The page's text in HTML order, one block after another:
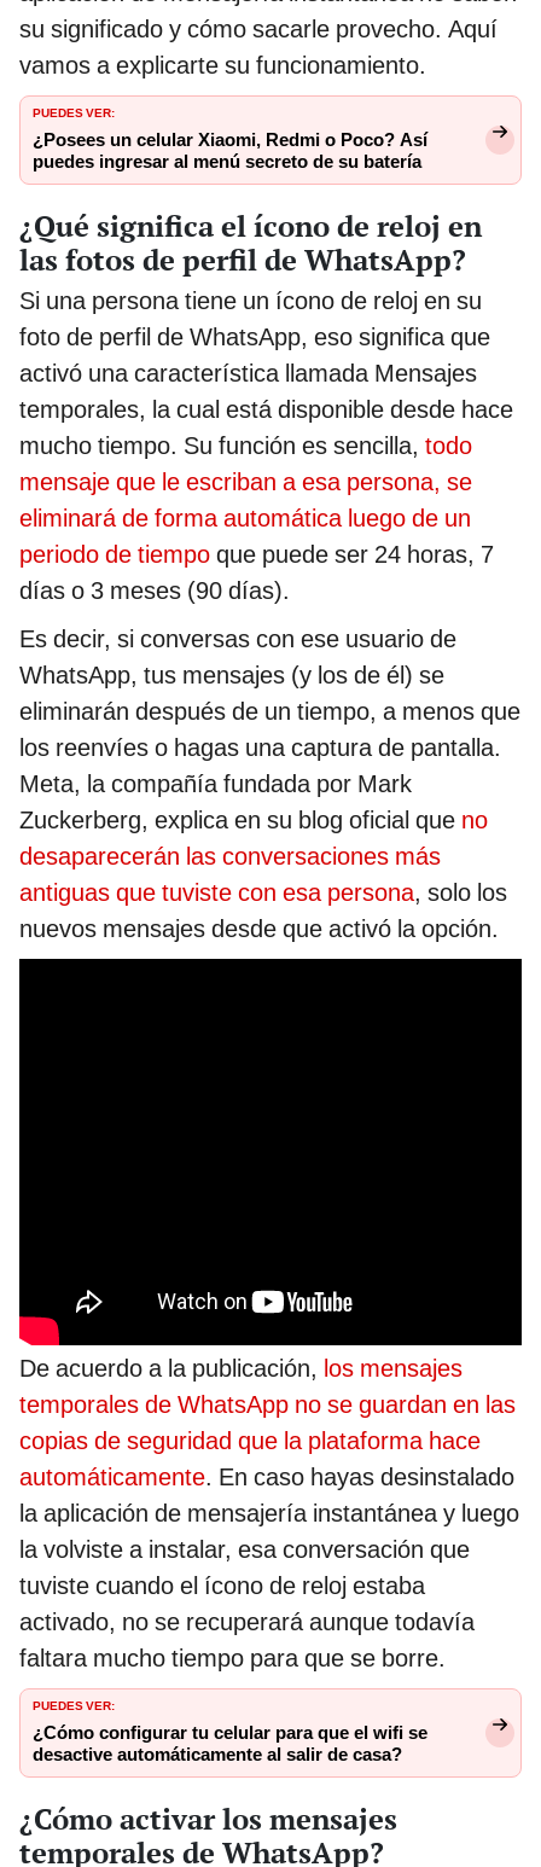
su significado y cómo sacarle provecho. Aquí
vamos a explicarte su funcionamiento.
PUEDES VER:
¿Posees un celular Xiaomi, Redmi o Poco? Así
puedes ingresar al menú secreto de su batería
¿Qué significa el ícono de reloj en
las fotos de perfil de WhatsApp?
Si una persona tiene un ícono de reloj en su
foto de perfil de WhatsApp, eso significa que
activó una característica llamada Mensajes
temporales, la cual está disponible desde hace
mucho tiempo. Su función es sencilla, todo
mensaje que le escriban a esa persona, se
eliminará de forma automática luego de un
periodo de tiempo que puede ser 24 horas, 7
días o 3 meses (90 días).
Es decir, si conversas con ese usuario de
WhatsApp, tus mensajes (y los de él) se
eliminarán después de un tiempo, a menos que
los reenvíes o hagas una captura de pantalla.
Meta, la compañía fundada por Mark
Zuckerberg, explica en su blog oficial que no
desaparecerán las conversaciones más
antiguas que tuviste con esa persona, solo los
nuevos mensajes desde que activó la opción.
De acuerdo a la publicación, los mensajes
temporales de WhatsApp no se guardan en las
copias de seguridad que la plataforma hace
automáticamente. En caso hayas desinstalado
la aplicación de mensajería instantánea y luego
la volviste a instalar, esa conversación que
tuviste cuando el ícono de reloj estaba
activado, no se recuperará aunque todavía
faltara mucho tiempo para que se borre.
PUEDES VER:
¿Cómo configurar tu celular para que el wifi se
desactive automáticamente al salir de casa?
¿Cómo activar los mensajes
temporales de WhatsApp?